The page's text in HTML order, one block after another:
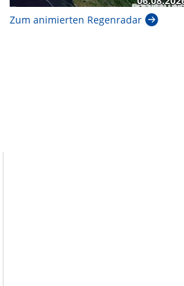
Zum animierten Regenradar